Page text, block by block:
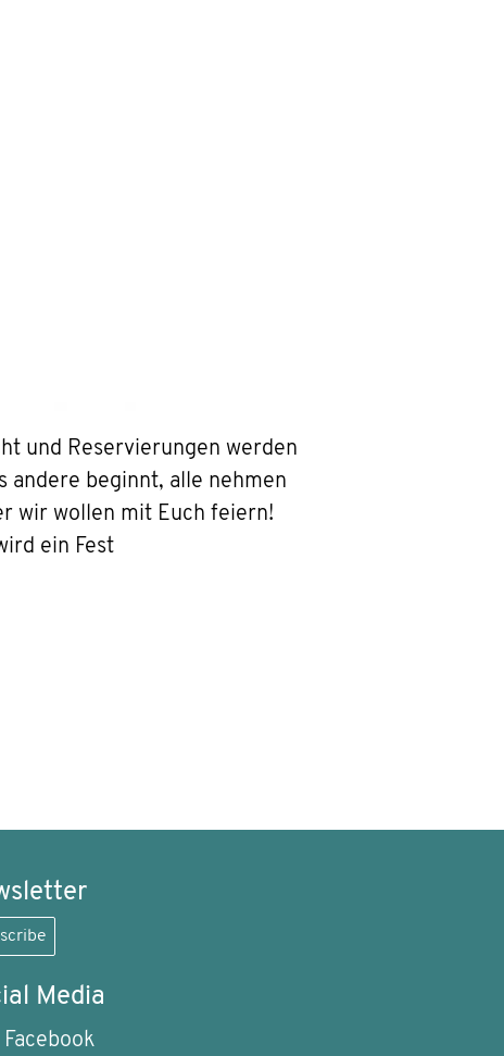
und Reservierungen werden
andere beginnt, alle nehmen
wir wollen mit Euch feiern!
ein Fest
Media
Facebook